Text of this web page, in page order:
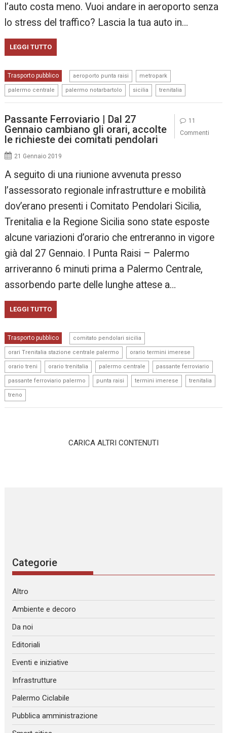
l’auto costa meno. Vuoi andare in aeroporto senza
lo stress del traffico? Lascia la tua auto in…
LEGGI TUTTO
Trasporto pubblico aeroporto punta raisi metropark
palermo centrale palermo notarbartolo sicilia trenitalia
Passante Ferroviario | Dal 27
Gennaio cambiano gli orari, accolte
le richieste dei comitati pendolari
21 Gennaio 2019
A seguito di una riunione avvenuta presso
l’assessorato regionale infrastrutture e mobilità
dov’erano presenti i Comitato Pendolari Sicilia,
Trenitalia e la Regione Sicilia sono state esposte
alcune variazioni d’orario che entreranno in vigore
già dal 27 Gennaio. I Punta Raisi – Palermo
arriveranno 6 minuti prima a Palermo Centrale,
assorbendo parte delle lunghe attese a…
LEGGI TUTTO
Trasporto pubblico comitato pendolari sicilia
orari Trenitalia stazione centrale palermo orario termini imerese
orario treni orario trenitalia palermo centrale passante ferroviario
passante ferroviario palermo punta raisi termini imerese trenitalia
treno
11
Commenti
CARICA ALTRI CONTENUTI
Categorie
Altro
Ambiente e decoro
Da noi
Editoriali
Eventi e iniziative
Infrastrutture
Palermo Ciclabile
Pubblica amministrazione